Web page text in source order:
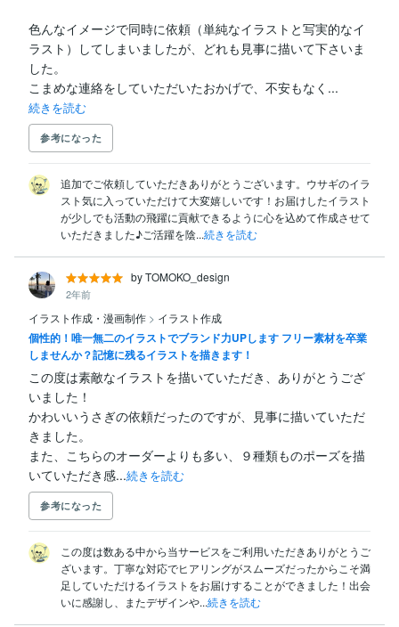
色んなイメージで同時に依頼（単純なイラストと写実的なイ
ラスト）してしまいましたが、どれも見事に描いて下さいま
した。
こまめな連絡をしていただいたおかげで、不安もなく...
続きを読む
参考になった
追加でご依頼していただきありがとうございます。ウサギのイラ
スト気に入っていただけて大変嬉しいです！お届けしたイラスト
が少しでも活動の飛躍に貢献できるように心を込めて作成させて
いただきました♪ご活躍を陰...続きを読む
by TOMOKO_design
2年前
イラスト作成・漫画制作 > イラスト作成
個性的！唯一無二のイラストでブランド力UPします フリー素材を卒業
しませんか？記憶に残るイラストを描きます！
この度は素敵なイラストを描いていただき、ありがとうござ
いました！
かわいいうさぎの依頼だったのですが、見事に描いていただ
きました。
また、こちらのオーダーよりも多い、９種類ものポーズを描
いていただき感...続きを読む
参考になった
この度は数ある中から当サービスをご利用いただきありがとうご
ざいます。丁寧な対応でヒアリングがスムーズだったからこそ満
足していただけるイラストをお届けすることができました！出会
いに感謝し、またデザインや...続きを読む